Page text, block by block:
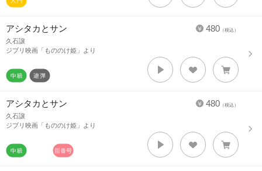
480 （税込）
アシタカとサン
久石譲
ジブリ映画「もののけ姫」より
480 （税込）
アシタカとサン
久石譲
ジブリ映画「もののけ姫」より